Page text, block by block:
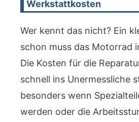
Werkstattkosten
Wer kennt das nicht? Ein
schon muss das Motorrad
Die Kosten für die
schnell ins Unermessliche
besonders wenn
werden oder die